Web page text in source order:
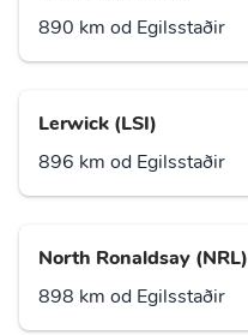
890 km od Egilsstaðir
Lerwick (LSI)
896 km od Egilsstaðir
North Ronaldsay (NRL)
898 km od Egilsstaðir